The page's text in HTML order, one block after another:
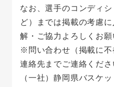
なお、選手のコンディ
ど）までは掲載の考慮
解・ご協力よろしくお願
※問い合わせ（掲載に
連絡先までご連絡くださ
（一社）静岡県バスケ